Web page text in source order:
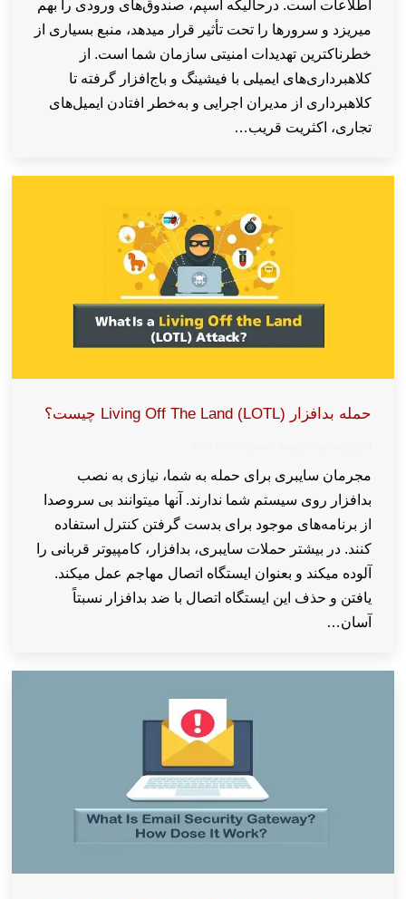
اطلاعات است. درحالیکه اسپم، صندوق‌های ورودی را بهم
میریزد و سرورها را تحت تأثیر قرار میدهد، منبع بسیاری از
خطرناکترین تهدیدات امنیتی سازمان شما است. از
کلاهبرداری‌های ایمیلی با فیشینگ و باج‌افزار گرفته تا
کلاهبرداری از مدیران اجرایی و به‌خطر افتادن ایمیل‌های
تجاری، اکثریت قریب…
حمله بدافزار Living Off The Land (LOTL) چیست؟
مجرمان سایبری برای حمله به شما، نیازی به نصب
بدافزار روی سیستم شما ندارند. آنها میتوانند بی سروصدا
از برنامه‌های موجود برای بدست گرفتن کنترل استفاده
کنند. در بیشتر حملات سایبری، بدافزار، کامپیوتر قربانی را
آلوده میکند و بعنوان ایستگاه اتصال مهاجم عمل میکند.
یافتن و حذف این ایستگاه اتصال با ضد بدافزار نسبتاً
آسان…